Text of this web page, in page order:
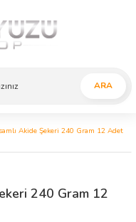
ARA
Akide Şekeri 240 Gram 12 Adet
240 Gram 12